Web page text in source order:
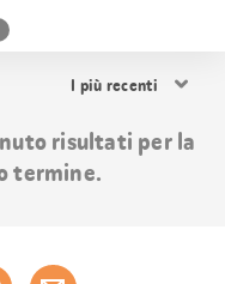
i
risultati per la
termine.